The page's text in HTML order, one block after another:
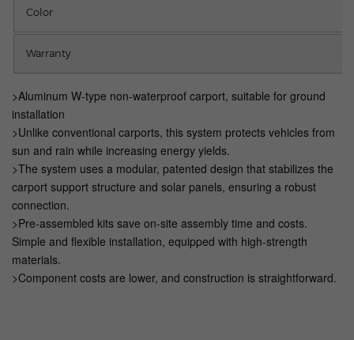
Color
Warranty
>Aluminum W-type non-waterproof carport, suitable for ground
installation
>Unlike conventional carports, this system protects vehicles from
sun and rain while increasing energy yields.
>The system uses a modular, patented design that stabilizes the
carport support structure and solar panels, ensuring a robust
connection.
>Pre-assembled kits save on-site assembly time and costs.
Simple and flexible installation, equipped with high-strength
materials.
>Component costs are lower, and construction is straightforward.